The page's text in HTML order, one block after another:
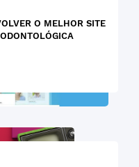
O MELHOR SITE